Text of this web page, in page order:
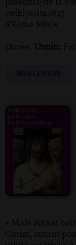
(wikipedia.org)
XVème Siècle
Durée: 13min;
« Mais autant
Christ, autant